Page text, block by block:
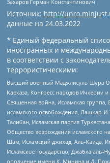
Захаров Герман Константинович
Источник: http://
данные на 24.03.2022
* Единый федеральный
иностранных и
в соответствии с
террористическими:
Высший военный Маджлисуль Шура
Кавказа, Конгресс народов Ичкерии и
Священная война, Исламская группа,
исламского освобождения, Лашкар-
Талибан, Исламская партия
Общество возрождения исламского
Шам, Исламский джихад, Аль-Каида,
Исламское государство, Джабха
ополчение имени К. Минина и Д.